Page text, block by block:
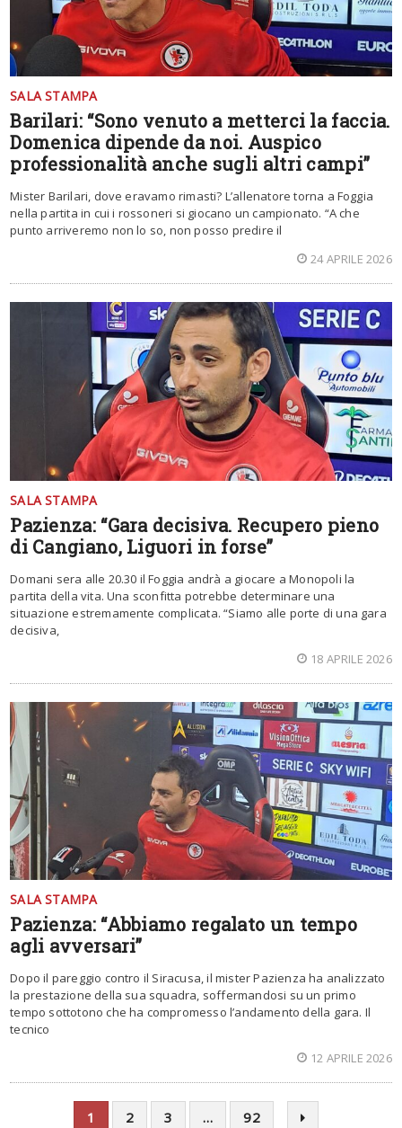
SALA STAMPA
Barilari: “Sono venuto a metterci la faccia.
Domenica dipende da noi. Auspico
professionalità anche sugli altri campi”
Mister Barilari, dove eravamo rimasti? L’allenatore torna a Foggia
nella partita in cui i rossoneri si giocano un campionato. “A che
punto arriveremo non lo so, non posso predire il
24 APRILE 2026
SALA STAMPA
Pazienza: “Gara decisiva. Recupero pieno
di Cangiano, Liguori in forse”
Domani sera alle 20.30 il Foggia andrà a giocare a Monopoli la
partita della vita. Una sconfitta potrebbe determinare una
situazione estremamente complicata. “Siamo alle porte di una gara
decisiva,
18 APRILE 2026
SALA STAMPA
Pazienza: “Abbiamo regalato un tempo
agli avversari”
Dopo il pareggio contro il Siracusa, il mister Pazienza ha analizzato
la prestazione della sua squadra, soffermandosi su un primo
tempo sottotono che ha compromesso l’andamento della gara. Il
tecnico
12 APRILE 2026
1 2 3 … 92